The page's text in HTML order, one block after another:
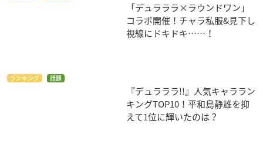
「デュラララ×ラウンドワン」
コラボ開催！チャラ私服&見下し
視線にドキドキ……！
ランキング 話題
『デュラララ!!』人気キャララン
キングTOP10！平和島静雄を抑
えて1位に輝いたのは？